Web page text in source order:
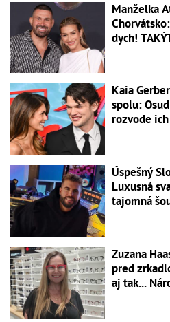
Manželka
dych!
Kaia
spolu:
rozvode
Úspešný
Luxusná
tajomná
Zuzana
pred
aj tak...